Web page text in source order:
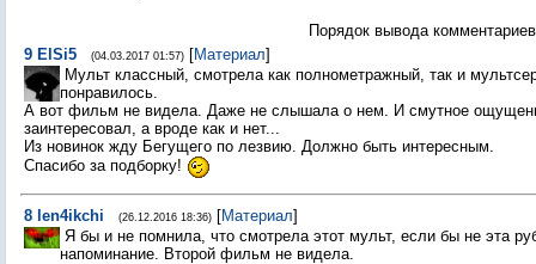
Порядок вывода
9 ElSi5 (04.03.2017 01:57) [Материал]
Мульт классный, смотрела как полнометражный, так и
понравилось.
А вот фильм не видела. Даже не слышала о нем. И смутное
заинтересовал, а вроде как и нет...
Из новинок жду Бегущего по лезвию. Должно быть интересным.
Спасибо за подборку!
8 len4ikchi (26.12.2016 18:36) [Материал]
Я бы и не помнила, что смотрела этот мульт, если бы не эта
напоминание. Второй фильм не видела.